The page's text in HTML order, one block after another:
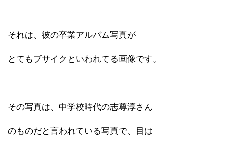
それは、彼の卒業アルバム写真が
とてもブサイクといわれてる画像です。
その写真は、中学校時代の志尊淳さん
のものだと言われている写真で、目は